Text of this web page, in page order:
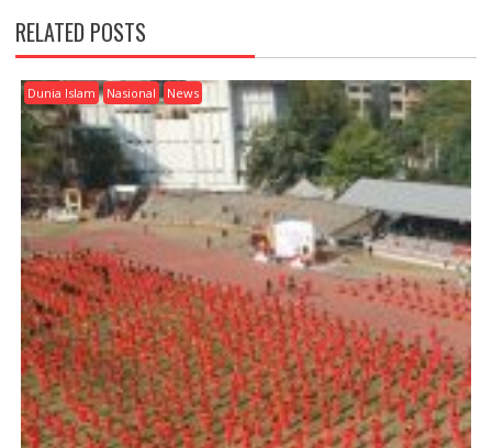
I
G
A
T
O
N
RELATED POSTS
Dunia Islam Nasional News